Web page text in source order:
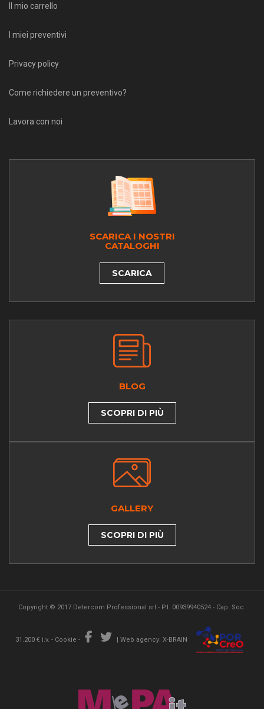
Il mio carrello
I miei preventivi
Privacy policy
Come richiedere un preventivo?
Lavora con noi
SCARICA I NOSTRI
CATALOGHI
SCARICA
BLOG
SCOPRI DI PIÙ
GALLERY
SCOPRI DI PIÙ
Copyright © 2017 Detercom Professional srl - P.I. 00939940524 - Cap. Soc.
31.200 € i.v. - Cookie - | Web agency: X-BRAIN